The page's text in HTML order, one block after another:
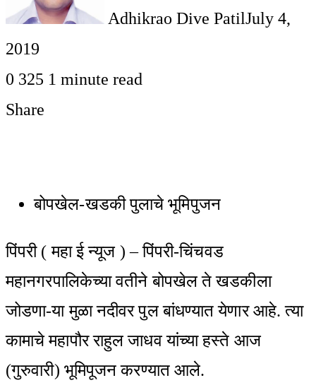
Adhikrao Dive PatilJuly 4,
2019
0 325 1 minute read
Share
Emailबोपखेल-खडकी पुलाचे भूमिपुजन
पिंपरी ( महा ई न्यूज ) – पिंपरी-चिंचवड
महानगरपालिकेच्या वतीने बोपखेल ते खडकीला
जोडणा-या मुळा नदीवर पुल बांधण्यात येणार आहे. त्या
कामाचे महापौर राहुल जाधव यांच्या हस्ते आज
(गुरुवारी) भूमिपूजन करण्यात आले.